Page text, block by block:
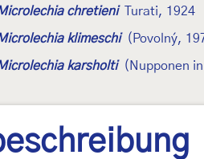
chretieni Turati, 1924
klimeschi (Povolný,
karsholti (Nupponen